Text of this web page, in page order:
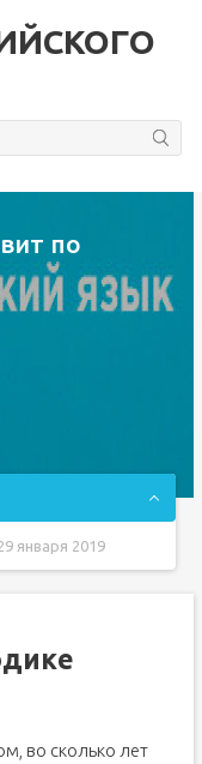
по
января 2019
по
во сколько лет